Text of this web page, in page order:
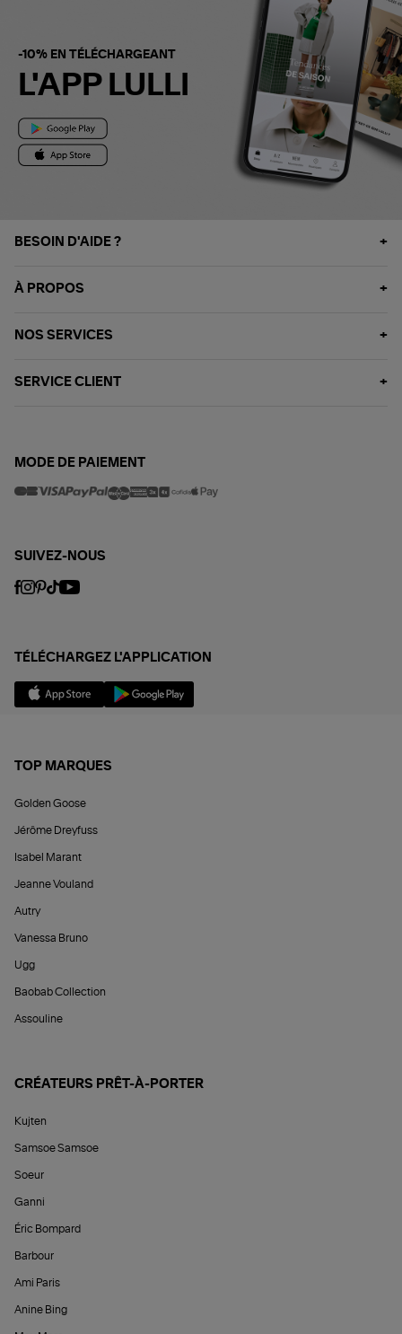
-10% EN TÉLÉCHARGEANT
L'APP LULLI
BESOIN D'AIDE ?
À PROPOS
NOS SERVICES
SERVICE CLIENT
MODE DE PAIEMENT
SUIVEZ-NOUS
TÉLÉCHARGEZ L'APPLICATION
TOP MARQUES
Golden Goose
Jérôme Dreyfuss
Isabel Marant
Jeanne Vouland
Autry
Vanessa Bruno
Ugg
Baobab Collection
Assouline
CRÉATEURS PRÊT-À-PORTER
Kujten
Samsoe Samsoe
Soeur
Ganni
Éric Bompard
Barbour
Ami Paris
Anine Bing